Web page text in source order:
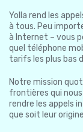
Yolla rend les
à tous. Peu
à Internet – vous
quel téléphone
tarifs les plus bas
Notre mission
frontières qui
rendre les appels
que soit leur